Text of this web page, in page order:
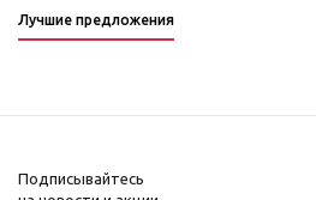
Лучшие предложения
Подписывайтесь